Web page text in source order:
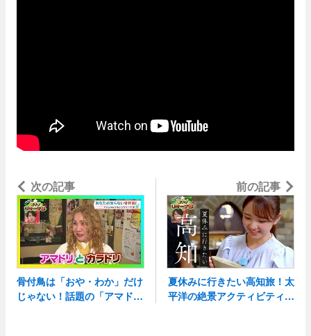
次の記事
骨付鳥は「おや・わか」だけ
じゃない！話題の「アマド
リ」から、ローソン「からあ
げクン味」まで進化が止まら
ない！
前の記事
夏休みに行きたい高知旅！太
平洋の絶景アクティビティか